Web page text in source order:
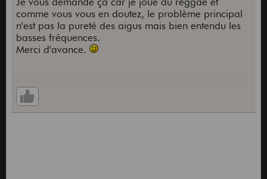
comme vous vous en doutez, le problème principal
n'est pas la pureté des aigus mais bien entendu les
basses fréquences.
Merci d'avance.